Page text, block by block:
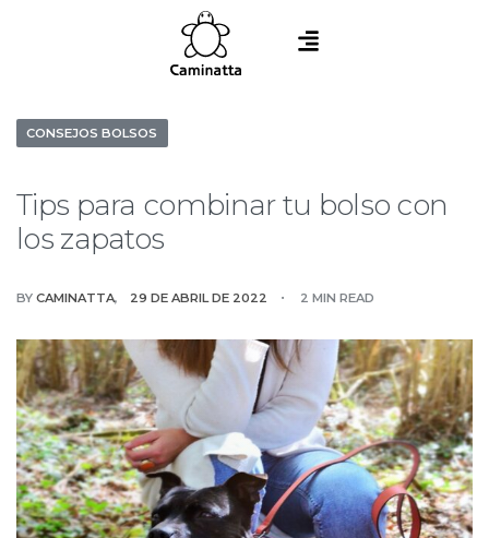
CONSEJOS BOLSOS
Tips para combinar tu bolso con
los zapatos
BY CAMINATTA 29 DE ABRIL DE 2022 2 MIN READ